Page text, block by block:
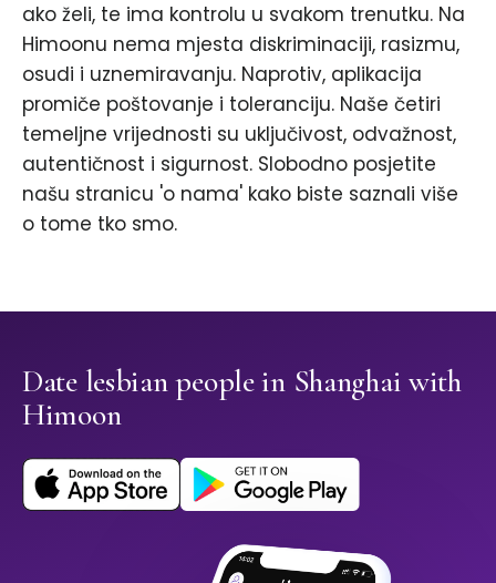
ako želi, te ima kontrolu u svakom trenutku. Na
Himoonu nema mjesta diskriminaciji, rasizmu,
osudi i uznemiravanju. Naprotiv, aplikacija
promiče poštovanje i toleranciju. Naše četiri
temeljne vrijednosti su uključivost, odvažnost,
autentičnost i sigurnost. Slobodno posjetite
našu stranicu 'o nama' kako biste saznali više
o tome tko smo.
Date lesbian people in Shanghai with
Himoon